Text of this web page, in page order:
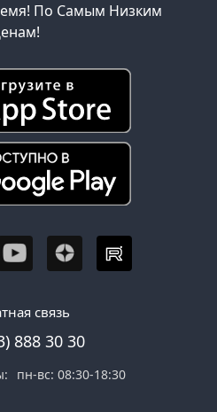
По Самым Низким
связь
888 30 30
пн-вс: 08:30-18:30